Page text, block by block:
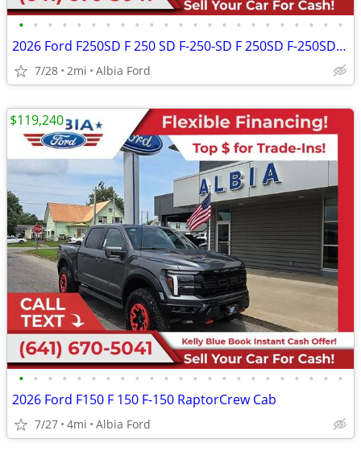
• • • • • • • • • • • • • • • • • • • • • • •
2026 Ford F250SD F 250 SD F-250-SD F 250SD F-250SD XLStandard Cab
7/28 2mi Albia Ford
• • • • • • • • • • • • • • • • • • • • • • •
2026 Ford F150 F 150 F-150 RaptorCrew Cab
7/27 4mi Albia Ford
$119,240